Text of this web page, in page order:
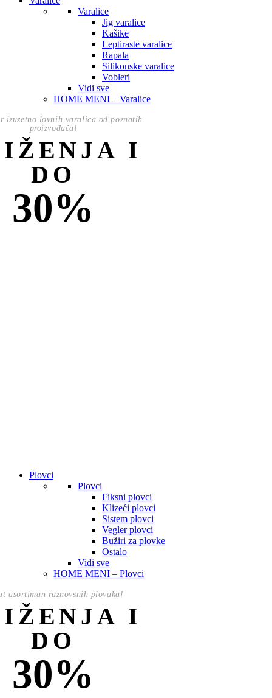
Varalice
Jig varalice
Kašike
Leptiraste varalice
Rapala
Silikonske varalice
Vobleri
Vidi sve
HOME MENI – Varalice
izuzetno lovnih varalica od poznatih
proizvođača!
I
DO
30%
Plovci
Plovci
Fiksni plovci
Klizeći plovci
Sistem plovci
Vegler plovci
Bužiri za plovke
Ostalo
Vidi sve
HOME MENI – Plovci
asortiman raznovsnih plovaka!
I
DO
30%